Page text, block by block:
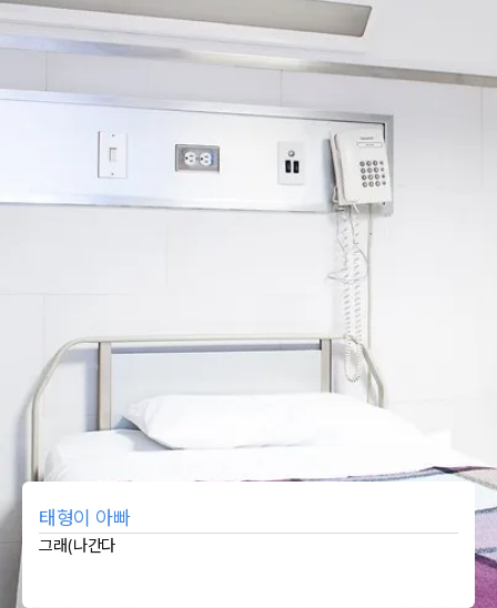
태형이 아빠
그래(나간다